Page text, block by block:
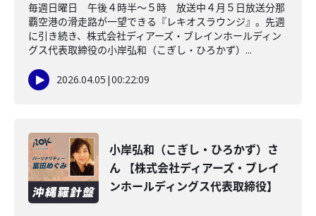
毎週日曜日 午後４時半～５時 放送中４月５日放送分那
覇空港の滑走路が一望できる『レキオスラウンジ』。先週
に引き続き、株式会社ディアーズ・ブレインホールディン
グス代表取締役の小岸弘和（こぎし・ひろかず）...
2026.04.05 |00:22:09
小岸弘和（こぎし・ひろかず）さ
ん 【株式会社ディアーズ・ブレイ
ンホールディングス代表取締役】